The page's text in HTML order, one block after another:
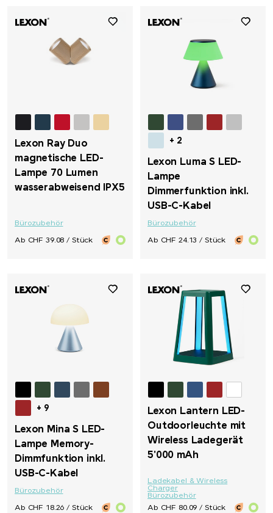
Lexon Ray Duo
magnetische LED-
Lampe 70 Lumen
wasserabweisend IPX5
Bürozubehör
Ab CHF 39.08 / Stück
+ 2
Lexon Luma S LED-
Lampe
Dimmerfunktion inkl.
USB-C-Kabel
Bürozubehör
Ab CHF 24.13 / Stück
+ 9
Lexon Mina S LED-
Lampe Memory-
Dimmfunktion inkl.
USB-C-Kabel
Bürozubehör
Ab CHF 18.26 / Stück
Lexon Lantern LED-
Outdoorleuchte mit
Wireless Ladegerät
5'000 mAh
Ladekabel & Wireless
Charger
Bürozubehör
Ab CHF 80.09 / Stück